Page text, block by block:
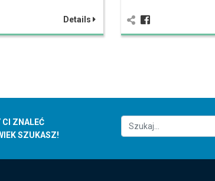
Details
CI ZNALEĆ
SZUKASZ!